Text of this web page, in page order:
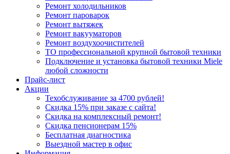
Ремонт холодильников
Ремонт пароварок
Ремонт вытяжек
Ремонт вакууматоров
Ремонт воздухоочистителей
ТО профессиональной крупной бытовой техники
Подключение и установка бытовой техники Miele
любой сложности
Прайс-лист
Акции
Техобслуживание за 4700 рублей!
Cкидка 15% при заказе с сайта!
Скидка на комплексный ремонт!
Скидка пенсионерам 15%
Бесплатная диагностика
Выездной мастер в офис